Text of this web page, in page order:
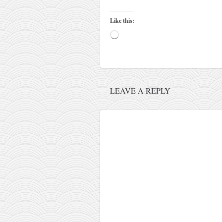
pravoslavlje
zabranjena istorija
ćirilica
porodične priče
umesto tvitera
kalendar srpski
azbuki i knjige
Okinava karate
najnovije na blogu
moje beleške
istorija karatea
bubishi
karate
kihon
Like this:
Loading…
LEAVE A REPLY